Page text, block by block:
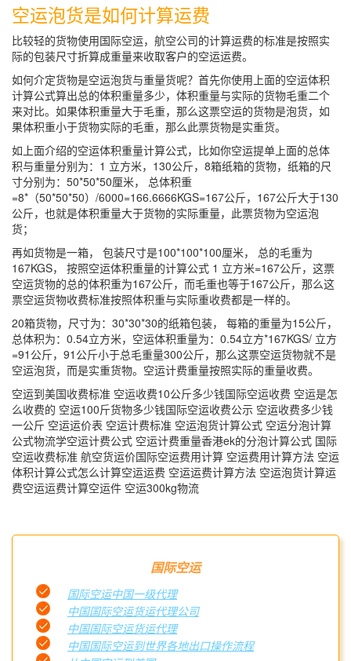
空运泡货是如何计算运费
比较轻的货物使用国际空运，航空公司的计算运费的标准是按照实
际的包装尺寸折算成重量来收取客户的空运运费。
如何介定货物是空运泡货与重量货呢？首先你使用上面的空运体积
计算公式算出总的体积重量多少，体积重量与实际的货物毛重二个
来对比。如果体积重量大于毛重，那么这票空运的货物是泡货，如
果体积重小于货物实际的毛重，那么此票货物是实重货。
如上面介绍的空运体积重量计算公式，比如你空运提单上面的总体
积与重量分别为：1 立方米，130公斤，8箱纸箱的货物，纸箱的尺
寸分别为：50*50*50厘米， 总体积重
=8*（50*50*50）/6000=166.6666KGS=167公斤，167公斤大于130
公斤，也就是体积重量大于货物的实际重量，此票货物为空运泡
货；
再如货物是一箱， 包装尺寸是100*100*100厘米， 总的毛重为
167KGS， 按照空运体积重量的计算公式 1 立方米=167公斤，这票
空运货物的总的体积重为167公斤，而毛重也等于167公斤，那么这
票空运货物收费标准按照体积重与实际重收费都是一样的。
20箱货物，尺寸为：30*30*30的纸箱包装， 每箱的重量为15公斤，
总体积为：0.54立方米，空运体积重量为：0.54立方*167KGS/ 立方
=91公斤，91公斤小于总毛重量300公斤，那么这票空运货物就不是
空运泡货，而是实重货物。空运计费重量按照实际的重量收费。
空运到美国收费标准 空运收费10公斤多少钱国际空运收费 空运是怎
么收费的 空运100斤货物多少钱国际空运收费公示 空运收费多少钱
一公斤 空运运价表 空运计费标准 空运泡货计算公式 空运分泡计算
公式物流学空运计费公式 空运计费重量香港ek的分泡计算公式 国际
空运收费标准 航空货运价国际空运费用计算 空运费用计算方法 空运
体积计算公式怎么计算空运运费 空运运费计算方法 空运泡货计算运
费空运运费计算空运件 空运300kg物流
国际空运
国际空运中国一级代理
中国国际空运货运代理公司
中国国际空运货运代理
中国国际空运到世界各地出口操作流程